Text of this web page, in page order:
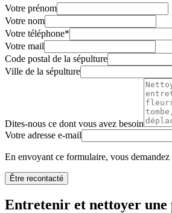
Votre prénom
Votre nom
Votre téléphone*
Votre mail
Code postal de la sépulture
Ville de la sépulture
Dites-nous ce dont vous avez besoin
Votre adresse e-mail
En envoyant ce formulaire, vous
Être recontacté
Entretenir et nettoyer une